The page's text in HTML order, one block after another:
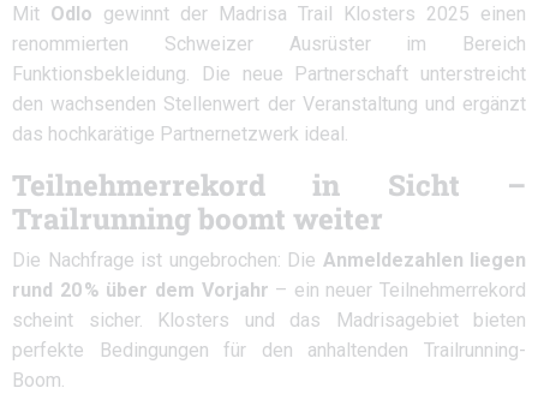
Mit Odlo gewinnt der Madrisa Trail Klosters 2025 einen
renommierten Schweizer Ausrüster im Bereich
Funktionsbekleidung. Die neue Partnerschaft unterstreicht
den wachsenden Stellenwert der Veranstaltung und ergänzt
das hochkarätige Partnernetzwerk ideal.
Teilnehmerrekord in Sicht –
Trailrunning boomt weiter
Die Nachfrage ist ungebrochen: Die Anmeldezahlen liegen
rund 20 % über dem Vorjahr – ein neuer Teilnehmerrekord
scheint sicher. Klosters und das Madrisagebiet bieten
perfekte Bedingungen für den anhaltenden Trailrunning-
Boom.